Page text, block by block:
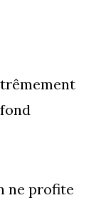
ne profite